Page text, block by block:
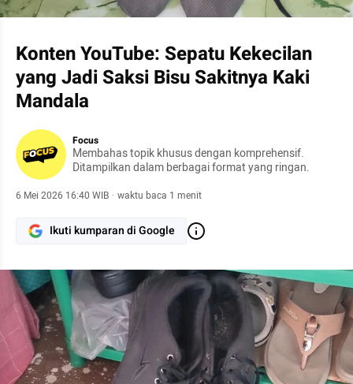
Konten YouTube: Sepatu Kekecilan
yang Jadi Saksi Bisu Sakitnya Kaki
Mandala
Focus
Membahas topik khusus dengan komprehensif.
Ditampilkan dalam berbagai format yang ringan.
6 Mei 2026 16:40 WIB · waktu baca 1 menit
Ikuti kumparan di Google